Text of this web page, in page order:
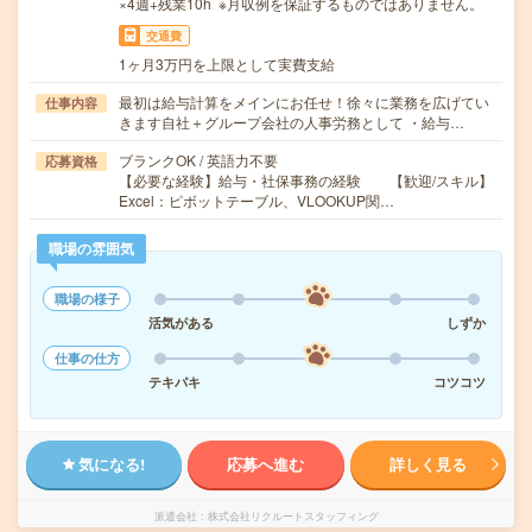
交通費
1ヶ月3万円を上限として実費支給
仕事内容
最初は給与計算をメインにお任せ！徐々に業務を広げてい
きます自社＋グループ会社の人事労務として ・給与…
応募資格
ブランクOK / 英語力不要
【必要な経験】給与・社保事務の経験 【歓迎/スキル】
Excel：ピボットテーブル、VLOOKUP関…
職場の雰囲気
職場の様子
活気がある
しずか
仕事の仕方
テキパキ
コツコツ
気になる! 応募へ進む 詳しく見る
派遣会社 株式会社リクルートスタッフィング